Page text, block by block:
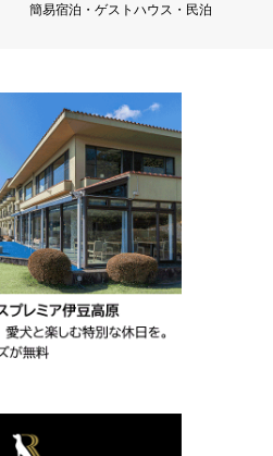
簡易宿泊・ゲストハウス・民泊